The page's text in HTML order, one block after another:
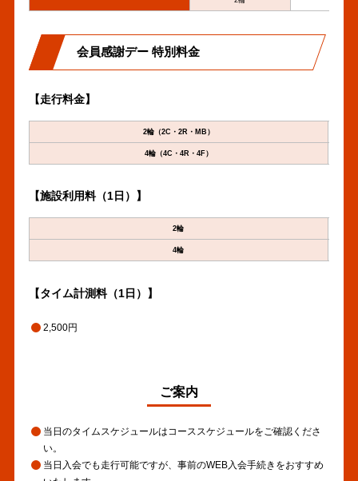
会員感謝デー 特別料金
【走行料金】
2輪（2C・2R・MB）
4輪（4C・4R・4F）
【施設利用料（1日）】
2輪
4輪
【タイム計測料（1日）】
2,500円
ご案内
当日のタイムスケジュールはコーススケジュールをご確認くださ
い。
当日入会でも走行可能ですが、事前のWEB入会手続きをおすすめ